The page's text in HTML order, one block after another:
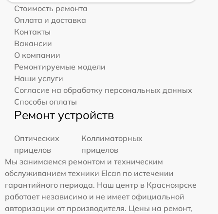
Стоимость ремонта
Оплата и доставка
Контакты
Вакансии
О компании
Ремонтируемые модели
Наши услуги
Согласие на обработку персональных данных
Способы оплаты
Ремонт устройств
Оптических
прицелов
Коллиматорных
прицелов
Мы занимаемся ремонтом и техническим
обслуживанием техники Elcan по истечении
гарантийного периода. Наш центр в Красноярске
работает независимо и не имеет официальной
авторизации от производителя. Цены на ремонт,